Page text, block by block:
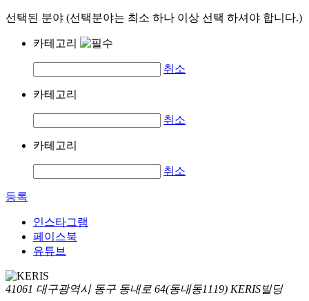
선택된 분야 (선택분야는 최소 하나 이상 선택 하셔야 합니다.)
카테고리
취소
카테고리
취소
카테고리
취소
등록
인스타그램
페이스북
유튜브
41061 대구광역시 동구 동내로 64(동내동1119) KERIS빌딩